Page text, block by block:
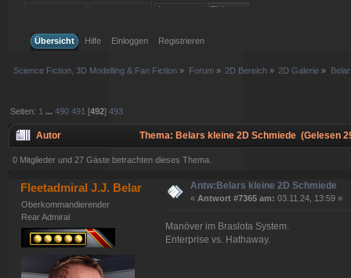
Übersicht
Hilfe Einloggen Registrieren
Science Fiction, 3D Modelling & Fan Fiction » Forum» 2D Bereich » 2D Galerie »
Seiten: 1 ...490 491 [492]493
Autor Thema: Belars kleine 2D Schmiede (Gelesen
0 Mitglieder und 27 Gäste betrachten dieses Thema.
Fleetadmiral J.J. Belar
Oberkommandierender
Rear Admiral
Antw:Belars kleine 2D Schmiede
« Antwort #7365 am: 03.11.24, 13:59 »
Manöver im Braslota System.
Enterprise vs. Hathaway.